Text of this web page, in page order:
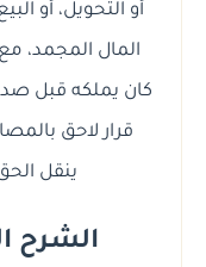
أو التحويل، أو
المال المجمد،
كان يملكه قبل
قرار لاحق
ينقل
الشرح